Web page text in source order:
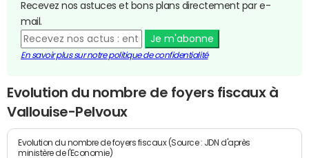
Recevez nos astuces et bons plans directement par e-
mail.
Je m'abonne
En savoir plus sur notre politique de confidentialité
Evolution du nombre de foyers fiscaux à
Vallouise-Pelvoux
Evolution du nombre de foyers fiscaux (Source : JDN d'après
ministère de l'Economie)